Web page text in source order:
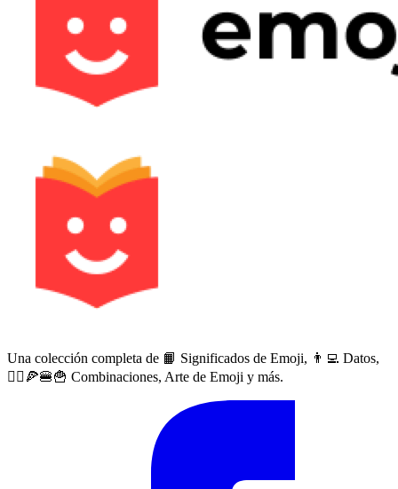
Una colección completa de 📙 Significados de Emoji, 👨‍💻 Datos,
🙅‍♀️🍕🍔🍟 Combinaciones, Arte de Emoji y más.